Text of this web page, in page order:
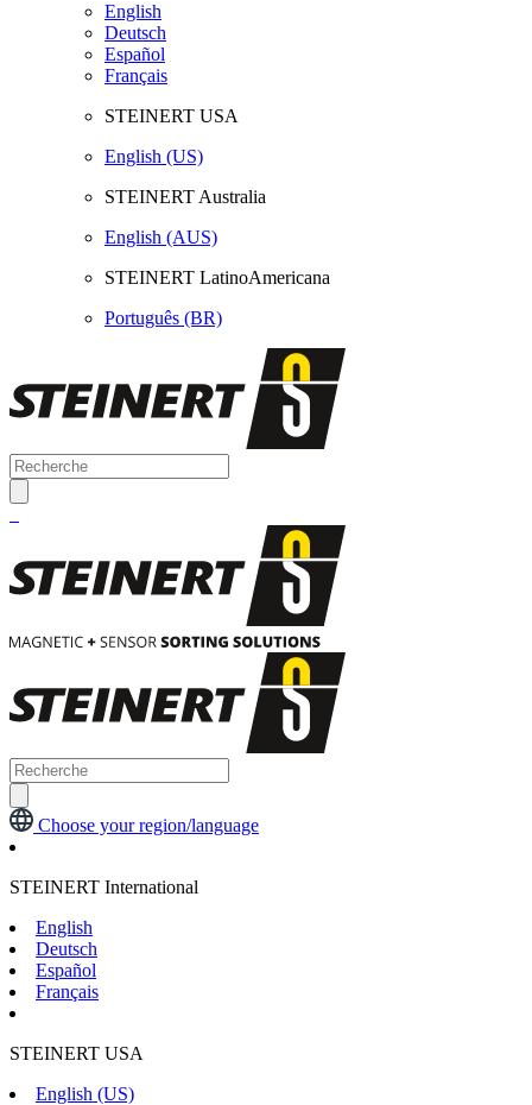
English
Deutsch
Español
Français
STEINERT USA
English (US)
STEINERT Australia
English (AUS)
STEINERT LatinoAmericana
Português (BR)
Choose your region/language
STEINERT International
English
Deutsch
Español
Français
STEINERT USA
English (US)